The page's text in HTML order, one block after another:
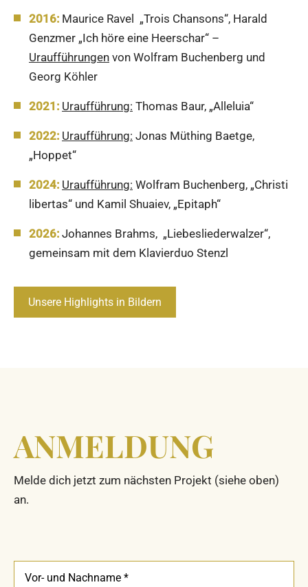
2016: Maurice Ravel „Trois Chansons“, Harald
Genzmer „Ich höre eine Heerschar“ –
Uraufführungen von Wolfram Buchenberg und
Georg Köhler
2021: Uraufführung: Thomas Baur, „Alleluia“
2022: Uraufführung: Jonas Müthing Baetge,
„Hoppet“
2024: Uraufführung: Wolfram Buchenberg, „Christi
libertas“ und Kamil Shuaiev, „Epitaph“
2026: Johannes Brahms, „Liebesliederwalzer“,
gemeinsam mit dem Klavierduo Stenzl
Unsere Highlights in Bildern
ANMELDUNG
Melde dich jetzt zum nächsten Projekt (siehe oben)
an.